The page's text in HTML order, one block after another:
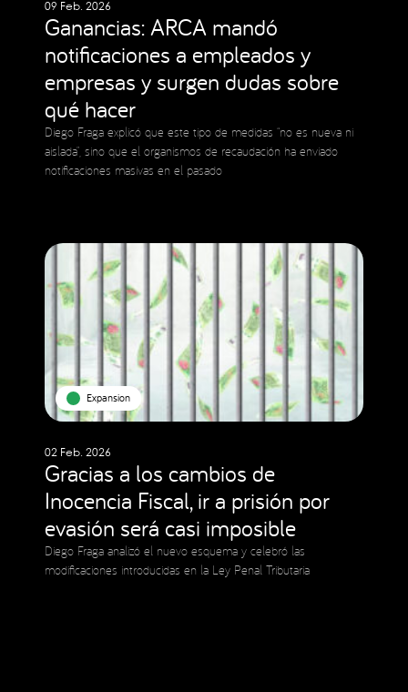
09 Feb. 2026
Ganancias: ARCA mandó
notificaciones a empleados y
empresas y surgen dudas sobre
qué hacer
Diego Fraga explicó que este tipo de medidas “no es nueva ni
aislada”, sino que el organismos de recaudación ha enviado
notificaciones masivas en el pasado
Expansion
02 Feb. 2026
Gracias a los cambios de
Inocencia Fiscal, ir a prisión por
evasión será casi imposible
Diego Fraga analizó el nuevo esquema y celebró las
modificaciones introducidas en la Ley Penal Tributaria